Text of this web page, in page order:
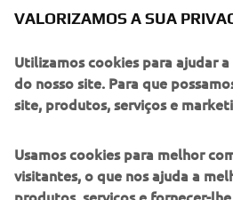
VALORIZAMOS A SUA
Utilizamos cookies para ajudar a
do nosso site. Para que
site, produtos, serviços e
Usamos cookies para melhor
visitantes, o que nos ajuda a
produtos, serviços e fornecer-